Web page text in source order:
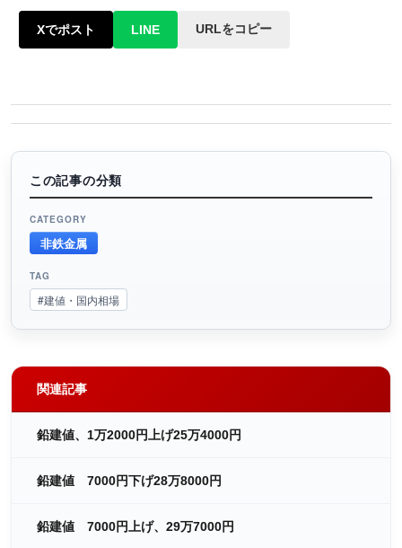
Xでポスト LINE URLをコピー
この記事の分類
CATEGORY
非鉄金属
TAG
#建値・国内相場
関連記事
鉛建値、1万2000円上げ25万4000円
鉛建値 7000円下げ28万8000円
鉛建値 7000円上げ、29万7000円